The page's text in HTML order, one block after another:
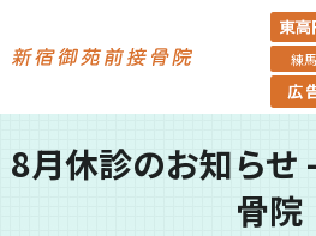
練
8月休診のお知らせ
骨院